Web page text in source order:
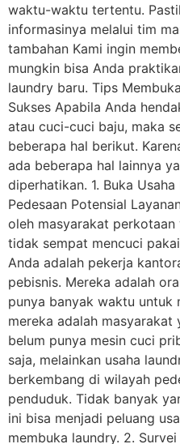
waktu-waktu tertentu.
informasinya melalui tim
tambahan Kami ingin
mungkin bisa Anda
laundry baru. Tips
Sukses Apabila Anda
atau cuci-cuci baju, maka
beberapa hal berikut.
ada beberapa hal lainnya
diperhatikan. 1. Buka
Pedesaan Potensial
oleh masyarakat
tidak sempat mencuci
Anda adalah pekerja
pebisnis. Mereka adalah
punya banyak waktu untuk
mereka adalah
belum punya mesin cuci
saja, melainkan usaha
berkembang di wilayah
penduduk. Tidak banyak
ini bisa menjadi peluang
membuka laundry. 2.